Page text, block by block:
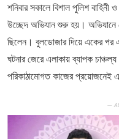
​শনিবার সকালে বিশাল পুলিশ
উচ্ছেদ অভিযান শুরু হয়। অভিযানে
ছিলেন। বুলডোজার দিয়ে একের পর
ঘটনার জেরে এলাকায় ব্যাপক
পরিকাঠামোগত কাজের প্রয়োজনেই
—